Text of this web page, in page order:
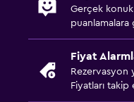
Gerçek
puanlamalara
Fiyat
Rezervasyon
Fiyatları takip